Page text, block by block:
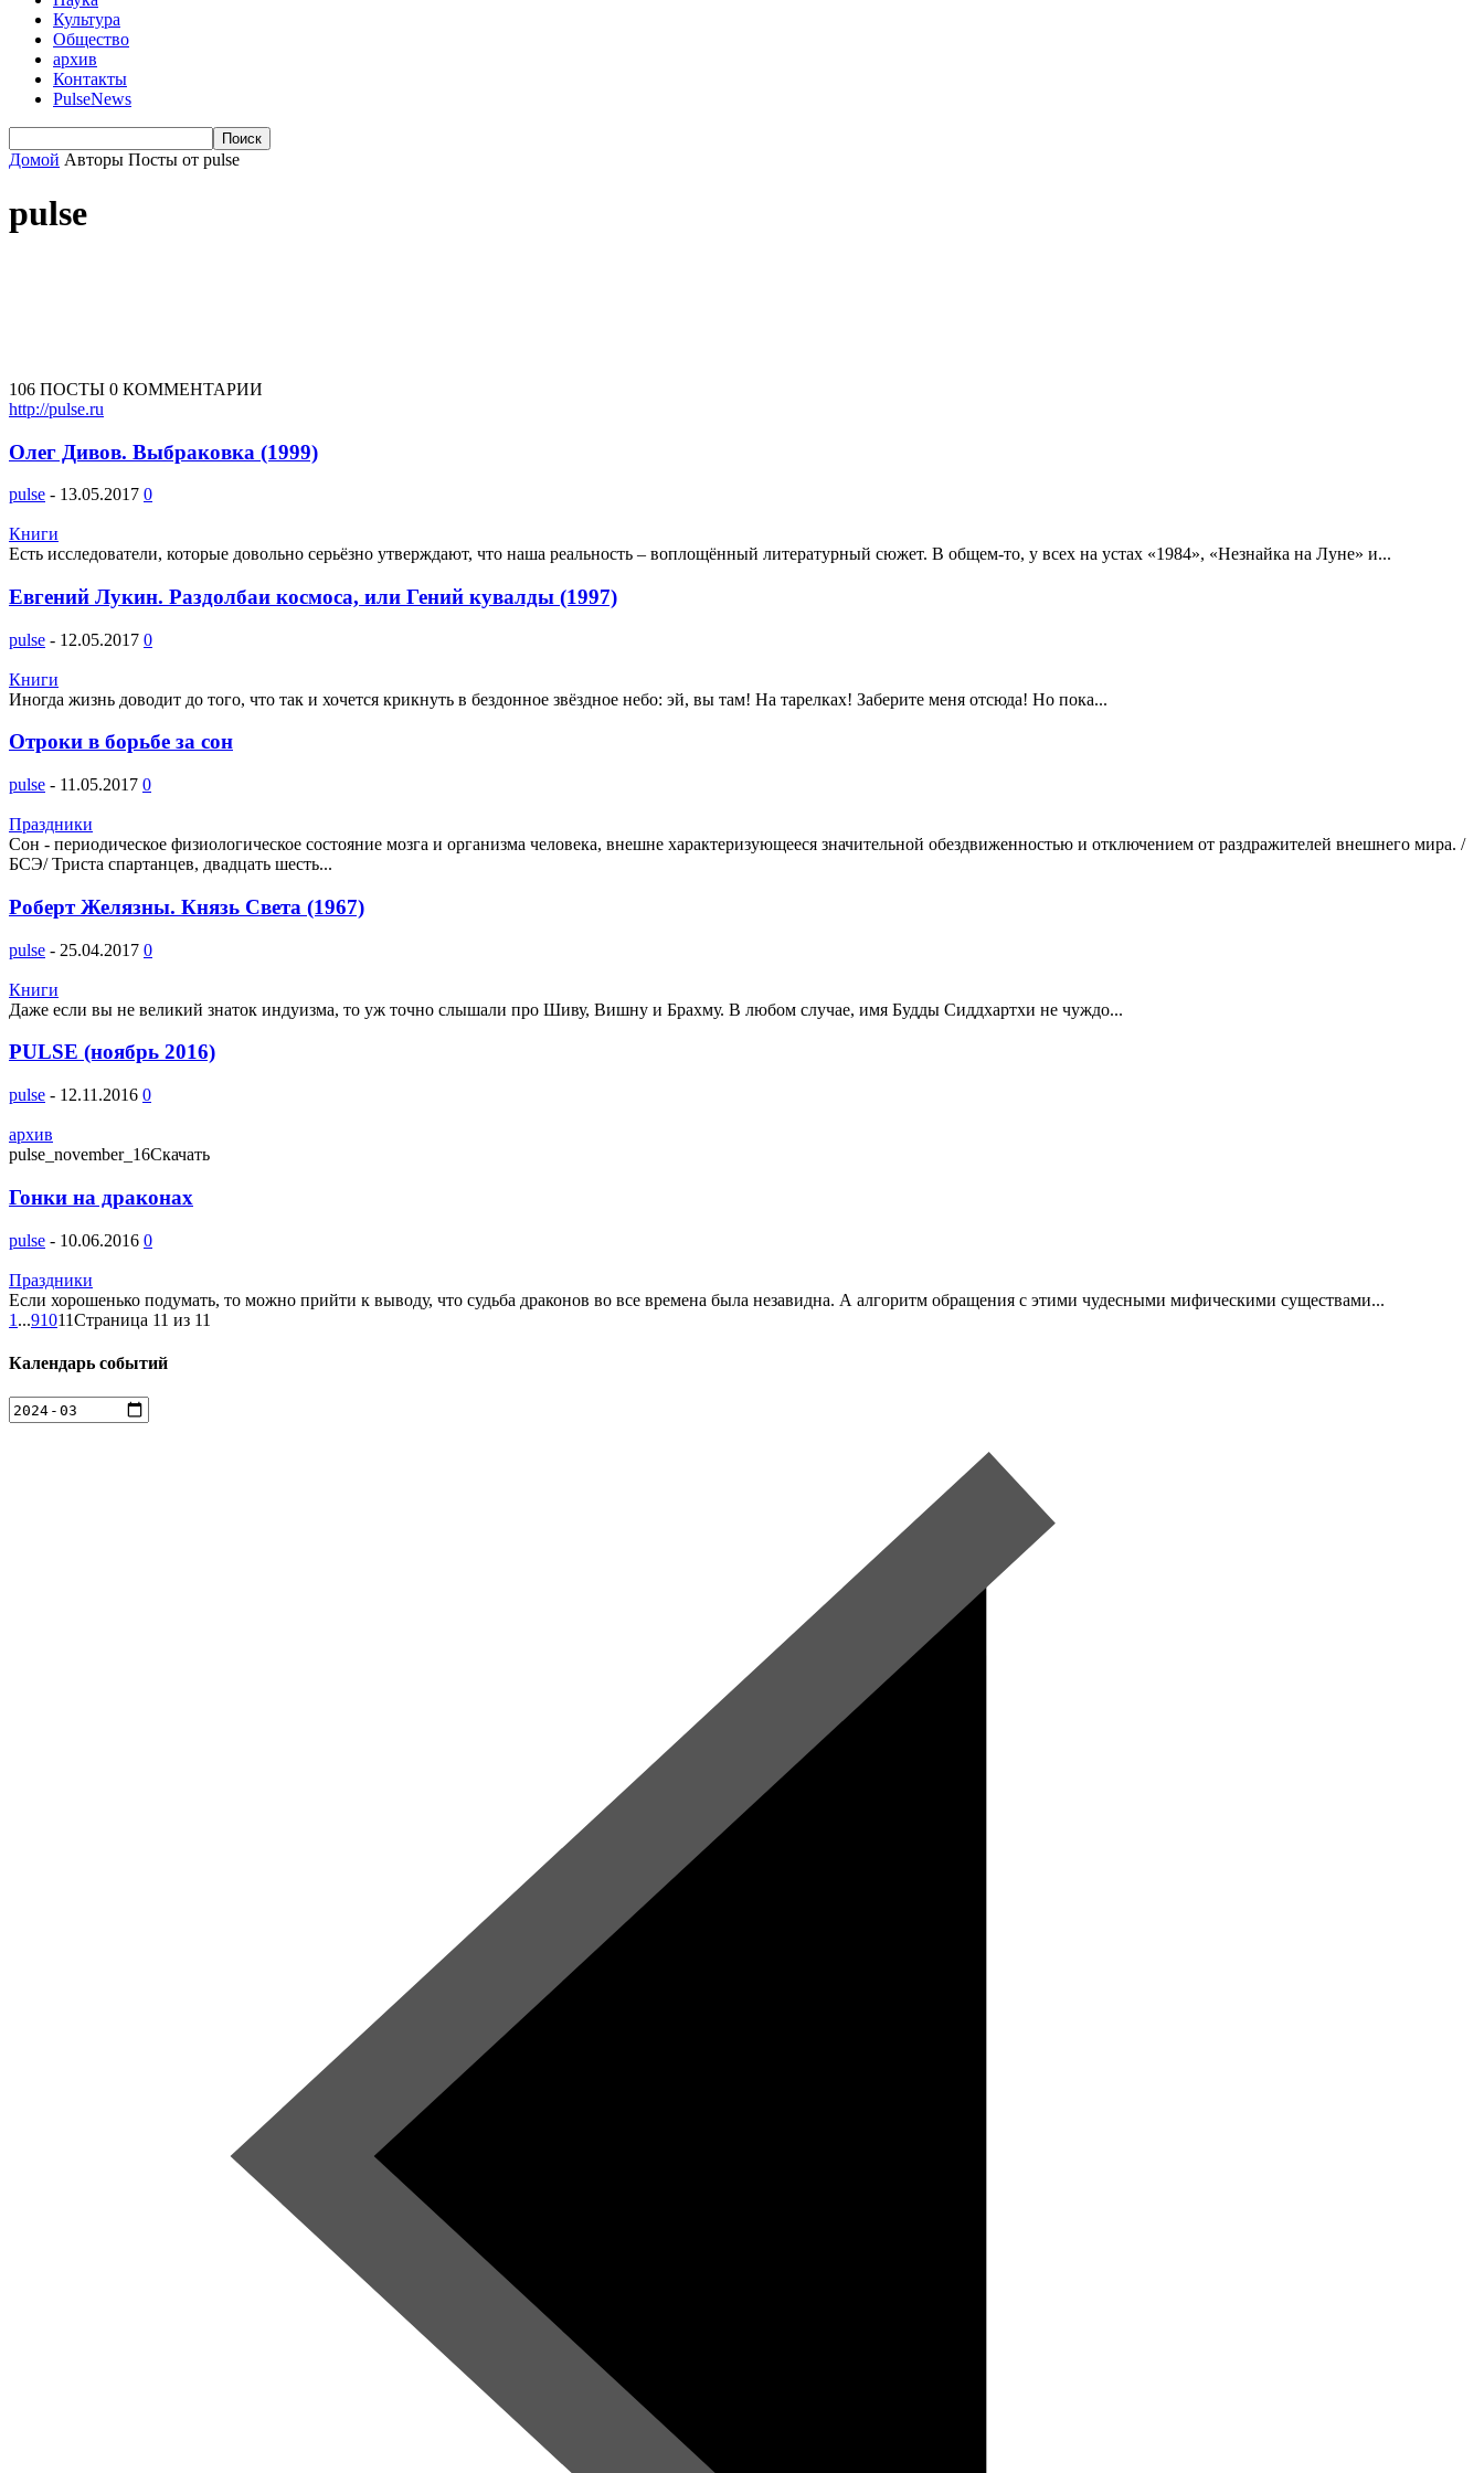
Культура
Общество
архив
Контакты
PulseNews
Домой Авторы Посты от pulse
pulse
106 ПОСТЫ 0 КОММЕНТАРИИ
http://pulse.ru
Олег Дивов. Выбраковка (1999)
pulse - 13.05.2017 0
Книги
Есть исследователи, которые довольно серьёзно утверждают, что наша реальность – воплощённый литературный сюжет. В общем-то, у всех на устах «1984», «Незнайка на Луне» и...
Евгений Лукин. Раздолбаи космоса, или Гений кувалды (1997)
pulse - 12.05.2017 0
Книги
Иногда жизнь доводит до того, что так и хочется крикнуть в бездонное звёздное небо: эй, вы там! На тарелках! Заберите меня отсюда! Но пока...
Отроки в борьбе за сон
pulse - 11.05.2017 0
Праздники
Сон - периодическое физиологическое состояние мозга и организма человека, внешне характеризующееся значительной обездвиженностью и отключением от раздражителей внешнего мира. /
БСЭ/ Триста спартанцев, двадцать шесть...
Роберт Желязны. Князь Света (1967)
pulse - 25.04.2017 0
Книги
Даже если вы не великий знаток индуизма, то уж точно слышали про Шиву, Вишну и Брахму. В любом случае, имя Будды Сиддхартхи не чуждо...
PULSE (ноябрь 2016)
pulse - 12.11.2016 0
архив
pulse_november_16Скачать
Гонки на драконах
pulse - 10.06.2016 0
Праздники
Если хорошенько подумать, то можно прийти к выводу, что судьба драконов во все времена была незавидна. А алгоритм обращения с этими чудесными мифическими существами...
1 ...91011Страница 11 из 11
Календарь событий